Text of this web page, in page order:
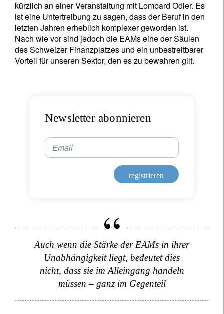
kürzlich an einer Veranstaltung mit Lombard Odier. Es
ist eine Untertreibung zu sagen, dass der Beruf in den
letzten Jahren erheblich komplexer geworden ist.
Nach wie vor sind jedoch die EAMs eine der Säulen
des Schweizer Finanzplatzes und ein unbestreitbarer
Vorteil für unseren Sektor, den es zu bewahren gilt.
Newsletter abonnieren
Email
registrieren
Auch wenn die Stärke der EAMs in ihrer
Unabhängigkeit liegt, bedeutet dies
nicht, dass sie im Alleingang handeln
müssen – ganz im Gegenteil